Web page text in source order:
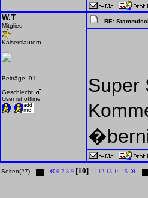
W.T
Mitglied
Kaiserslautern
Beiträge: 91
Geschlecht:
User ist offline
RE:
Super
Seiten(27) « 6 7 8 9 [10] 11 12 13 14 15 »